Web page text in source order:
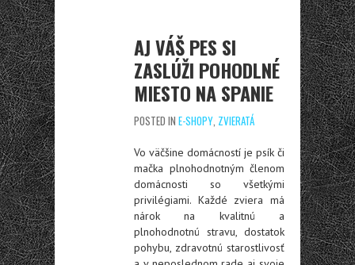
AJ VÁŠ PES SI
ZASLÚŽI POHODLNÉ
MIESTO NA SPANIE
POSTED IN E-SHOPY, ZVIERATÁ
Vo väčšine domácností je psík či
mačka plnohodnotným členom
domácnosti so všetkými
privilégiami. Každé zviera má
nárok na kvalitnú a
plnohodnotnú stravu, dostatok
pohybu, zdravotnú starostlivosť